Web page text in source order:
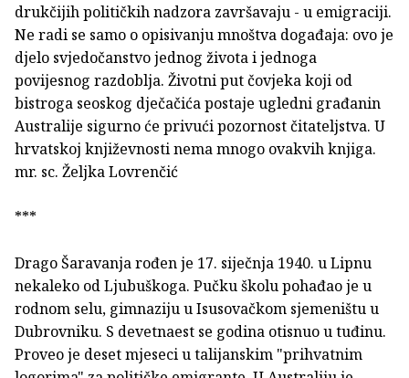
drukčijih političkih nadzora završavaju - u emigraciji.
Ne radi se samo o opisivanju mnoštva događaja: ovo je
djelo svjedočanstvo jednog života i jednoga
povijesnog razdoblja. Životni put čovjeka koji od
bistroga seoskog dječačića postaje ugledni građanin
Australije sigurno će privući pozornost čitateljstva. U
hrvatskoj književnosti nema mnogo ovakvih knjiga.
mr. sc. Željka Lovrenčić
***
Drago Šaravanja rođen je 17. siječnja 1940. u Lipnu
nekaleko od Ljubuškoga. Pučku školu pohađao je u
rodnom selu, gimnaziju u Isusovačkom sjemeništu u
Dubrovniku. S devetnaest se godina otisnuo u tuđinu.
Proveo je deset mjeseci u talijanskim "prihvatnim